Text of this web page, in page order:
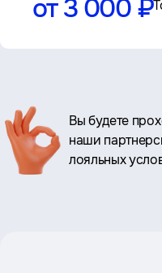
от 3 000 ₽
Ключевые
Вы будете
наши
лояльных